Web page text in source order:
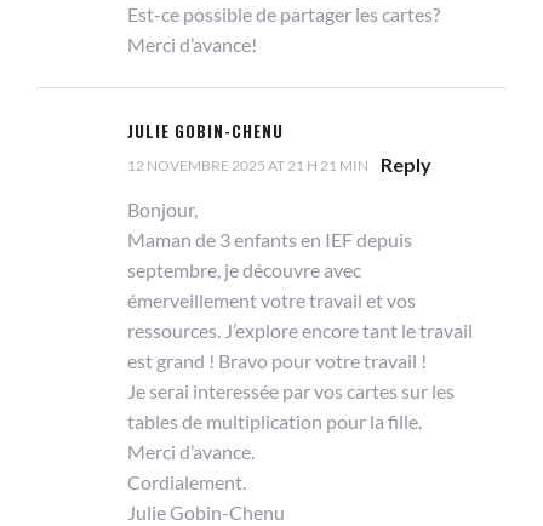
Est-ce possible de partager les cartes?
Merci d’avance!
JULIE GOBIN-CHENU
12 NOVEMBRE 2025 AT 21 H 21 MIN
Reply
Bonjour,
Maman de 3 enfants en IEF depuis
septembre, je découvre avec
émerveillement votre travail et vos
ressources. J’explore encore tant le travail
est grand ! Bravo pour votre travail !
Je serai interessée par vos cartes sur les
tables de multiplication pour la fille.
Merci d’avance.
Cordialement.
Julie Gobin-Chenu